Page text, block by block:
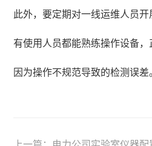
此外，要定期对一线运维人员
有使用人员都能熟练操作设备
因为操作不规范导致的检测误差